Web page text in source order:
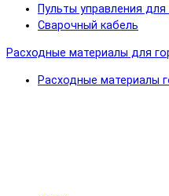
Пульты управления
Сварочный кабель
Расходные материалы для
Расходные материалы